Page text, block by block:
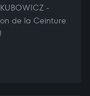
-
de la Ceinture